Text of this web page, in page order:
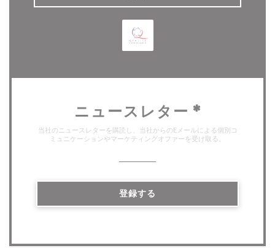
ニュースレター *
当社のニュースレターを購読し、当社からのEメールによる個別コ
ミュニケーションやマーケティングオファーを受け取る。
登録する